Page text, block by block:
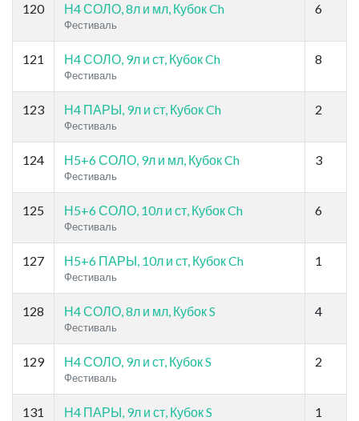
120 Н4 СОЛО, 8л и мл, Кубок Ch
Фестиваль
6
121 Н4 СОЛО, 9л и ст, Кубок Ch
Фестиваль
8
123 Н4 ПАРЫ, 9л и ст, Кубок Ch
Фестиваль
2
124 Н5+6 СОЛО, 9л и мл, Кубок Ch
Фестиваль
3
125 Н5+6 СОЛО, 10л и ст, Кубок Ch
Фестиваль
6
127 Н5+6 ПАРЫ, 10л и ст, Кубок Ch
Фестиваль
1
128 Н4 СОЛО, 8л и мл, Кубок S
Фестиваль
4
129 Н4 СОЛО, 9л и ст, Кубок S
Фестиваль
2
131 Н4 ПАРЫ, 9л и ст, Кубок S 1